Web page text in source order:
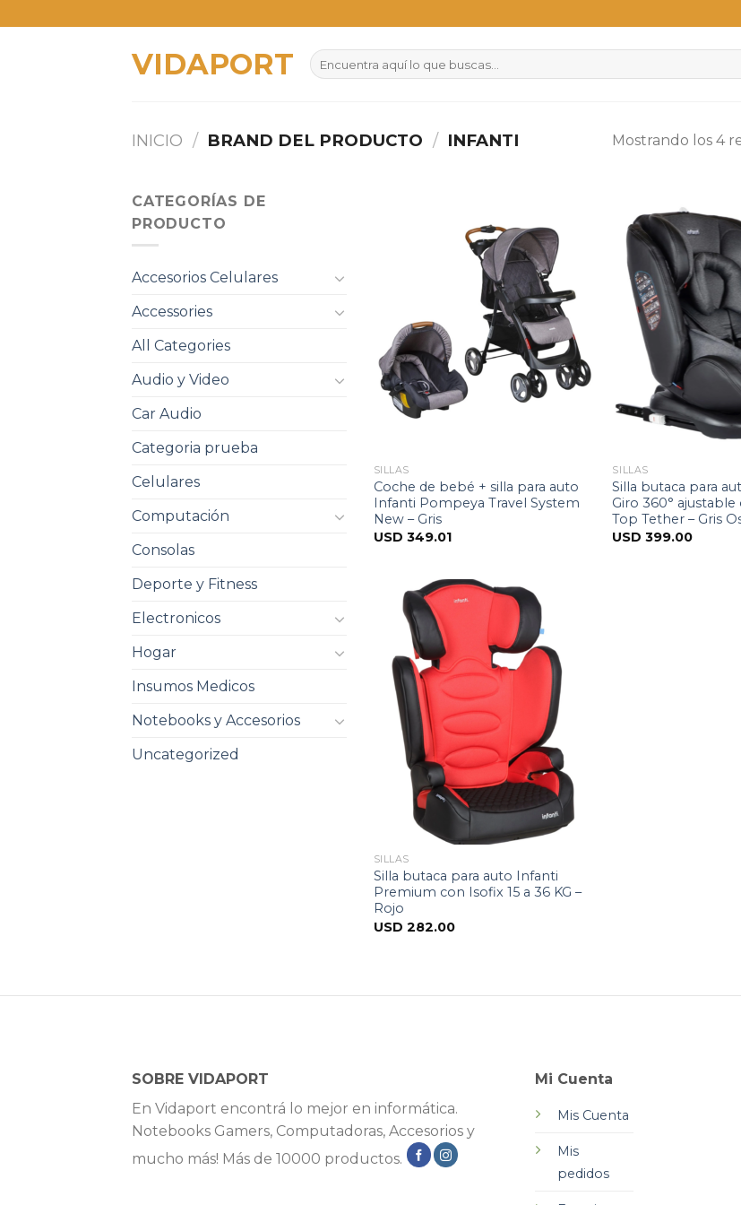
to
VIDAPORT
Buscar
por:
INICIO / BRAND DEL PRODUCTO / INFANTI Mostrando los 4
CATEGORÍAS DE
PRODUCTO
Accesorios Celulares
Accessories
All Categories
Audio y Video
Car Audio
Categoria prueba
Celulares
Computación
Consolas
Deporte y Fitness
Electronicos
Hogar
Insumos Medicos
Notebooks y Accesorios
Uncategorized
SILLAS
Coche de bebé + silla para auto
Infanti Pompeya Travel System
New – Gris
USD 349.01
SILLAS
Silla butaca para
Giro 360°
Top Tether – Gris
USD399.00
SILLAS
Silla butaca para auto Infanti
Premium con Isofix 15 a 36 KG –
Rojo
USD 282.00
SOBRE VIDAPORT
En Vidaport encontrá lo mejor en informática.
Notebooks Gamers, Computadoras, Accesorios y
mucho más! Más de 10000 productos.
Mi Cuenta
Mis Cuenta
Mis
pedidos